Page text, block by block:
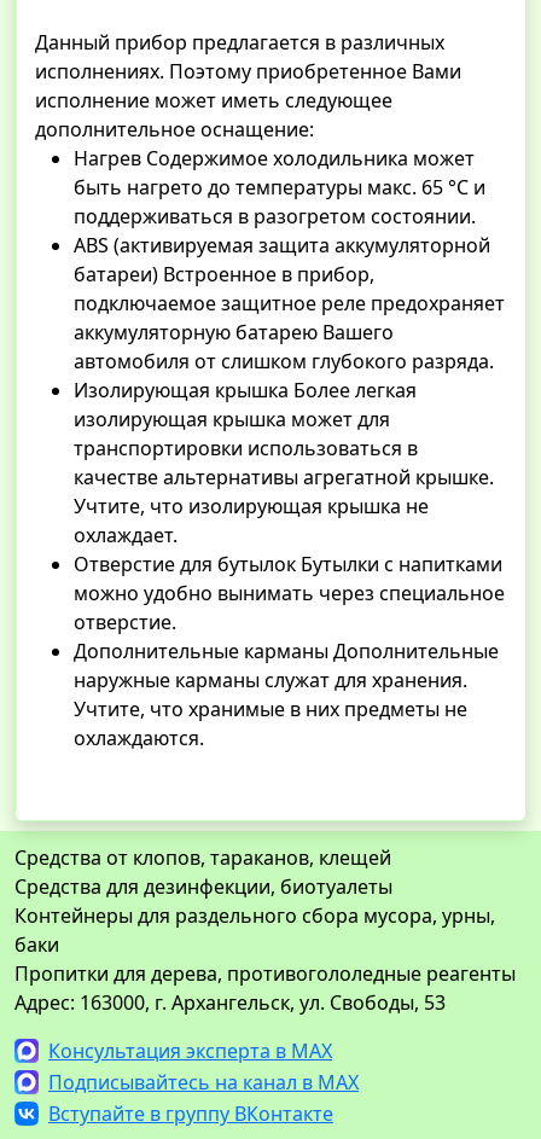
Данный прибор предлагается в различных
исполнениях. Поэтому приобретенное Вами
исполнение может иметь следующее
дополнительное оснащение:
Нагрев Содержимое холодильника может
быть нагрето до температуры макс. 65 °C и
поддерживаться в разогретом состоянии.
ABS (активируемая защита аккумуляторной
батареи) Встроенное в прибор,
подключаемое защитное реле предохраняет
аккумуляторную батарею Вашего
автомобиля от слишком глубокого разряда.
Изолирующая крышка Более легкая
изолирующая крышка может для
транспортировки использоваться в
качестве альтернативы агрегатной крышке.
Учтите, что изолирующая крышка не
охлаждает.
Отверстие для бутылок Бутылки с напитками
можно удобно вынимать через специальное
отверстие.
Дополнительные карманы Дополнительные
наружные карманы служат для хранения.
Учтите, что хранимые в них предметы не
охлаждаются.
Средства от клопов, тараканов, клещей
Средства для дезинфекции, биотуалеты
Контейнеры для раздельного сбора мусора, урны,
баки
Пропитки для дерева, противогололедные реагенты
Адрес: 163000, г. Архангельск, ул. Свободы, 53
Консультация эксперта в MAX
Подписывайтесь на канал в MAX
Вступайте в группу ВКонтакте